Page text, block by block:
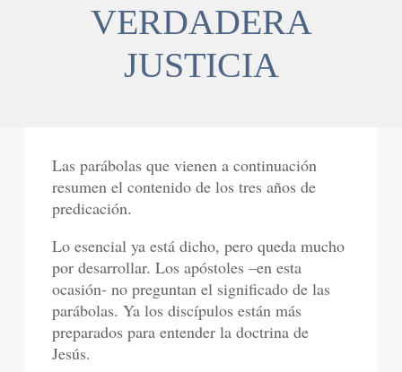
VERDADERA
JUSTICIA
Las parábolas que vienen a continuación
resumen el contenido de los tres años de
predicación.
Lo esencial ya está dicho, pero queda mucho
por desarrollar. Los apóstoles –en esta
ocasión- no preguntan el significado de las
parábolas. Ya los discípulos están más
preparados para entender la doctrina de
Jesús.